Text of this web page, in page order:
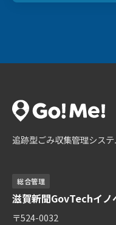
追跡型ごみ収集管理シス
総合管理
滋賀新聞GovTechイノ
〒524-0032